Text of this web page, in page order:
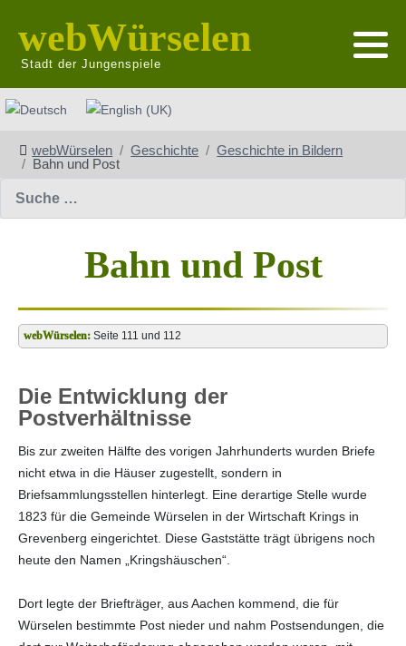
webWürselen
Stadt der Jungenspiele
Sprache auswählen
webWürselen Geschichte
Geschichte in Bildern
Bahn und Post
Bahn und Post
Seite 111 und 112
Die Entwicklung der
Postverhältnisse
Bis zur zweiten Hälfte des vorigen Jahrhunderts wurden Briefe
nicht etwa in die Häuser zugestellt, sondern in
Briefsammlungsstellen hinterlegt. Eine derartige Stelle wurde
1823 für die Gemeinde Würselen in der Wirtschaft Krings in
Grevenberg eingerichtet. Diese Gaststätte trägt übrigens noch
heute den Namen „Kringshäuschen“.
Dort legte der Briefträger, aus Aachen kommend, die für
Würselen bestimmte Post nieder und nahm Postsendungen, die